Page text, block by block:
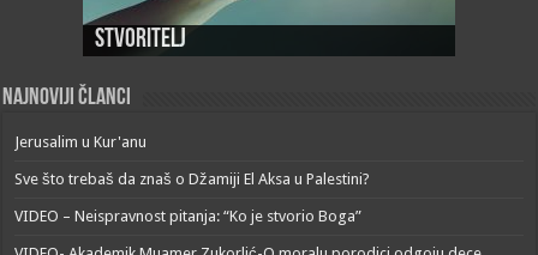
Stvoritelj
Najnoviji članci
Jerusalim u Kur'anu
Sve što trebaš da znaš o Džamiji El Aksa u Palestini?
VIDEO – Neispravnost pitanja: “Ko je stvorio Boga”